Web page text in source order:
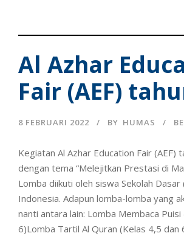
Al Azhar
Fair (AEF)
8 FEBRUARI 2022 BY HUMAS
Kegiatan Al Azhar Education Fair (AEF)
dengan tema “Melejitkan Prestasi di
Lomba diikuti oleh siswa Sekolah Dasar
Indonesia. Adapun lomba-lomba yang
nanti antara lain: Lomba Membaca
6)Lomba Tartil Al Quran (Kelas 4,5